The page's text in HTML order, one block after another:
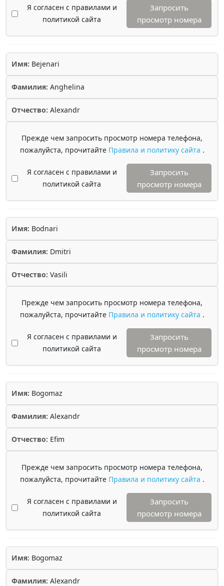
Я согласен с правилами и
политикой сайта
Запросить
просмотр номера
Имя: Bejenari
Фамилия: Anghelina
Отчество: Alexandr
Прежде чем запросить просмотр номера телефона,
пожалуйста, прочитайте Правила и политику сайта .
Я согласен с правилами и
политикой сайта
Запросить
просмотр номера
Имя: Bodnari
Фамилия: Dmitri
Отчество: Vasili
Прежде чем запросить просмотр номера телефона,
пожалуйста, прочитайте Правила и политику сайта .
Я согласен с правилами и
политикой сайта
Запросить
просмотр номера
Имя: Bogomaz
Фамилия: Alexandr
Отчество: Efim
Прежде чем запросить просмотр номера телефона,
пожалуйста, прочитайте Правила и политику сайта .
Я согласен с правилами и
политикой сайта
Запросить
просмотр номера
Имя: Bogomaz
Фамилия: Alexandr